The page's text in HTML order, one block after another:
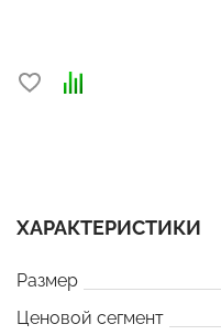
ХАРАКТЕРИСТИКИ
Размер
Ценовой сегмент